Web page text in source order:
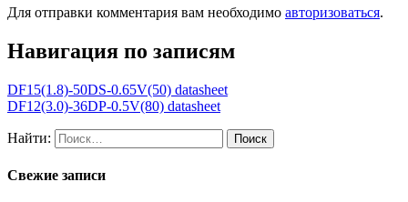
Для отправки комментария вам необходимо авторизоваться.
Навигация по записям
DF15(1.8)-50DS-0.65V(50) datasheet
DF12(3.0)-36DP-0.5V(80) datasheet
Найти:
Свежие записи